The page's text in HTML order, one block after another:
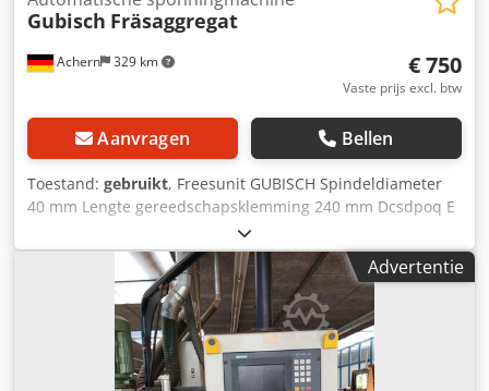
Achern 329 km
Gubisch Fräsaggregat
€ 750
Vaste prijs excl. btw
Aanvragen Bellen
Toestand: gebruikt, Freesunit GUBISCH Spindeldiameter
40 mm Lengte gereedschapsklemming 240 mm Dcsdpoq E
Iu Defx Amuok Totale lengte gereedschapsspil 300 mm >>
zeer goed en stabiel ontwerp gemaakt van staal
Advertentie